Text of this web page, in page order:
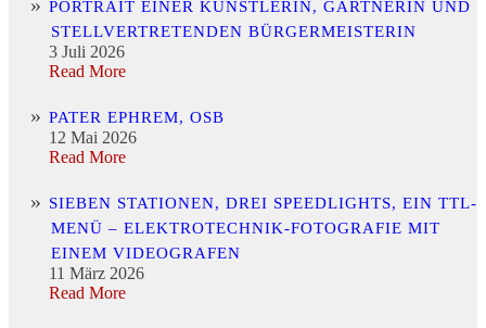
PORTRAIT EINER KÜNSTLERIN, GÄRTNERIN UND
STELLVERTRETENDEN BÜRGERMEISTERIN
3 Juli 2026
Read More
PATER EPHREM, OSB
12 Mai 2026
Read More
SIEBEN STATIONEN, DREI SPEEDLIGHTS, EIN TTL-
MENÜ – ELEKTROTECHNIK-FOTOGRAFIE MIT
EINEM VIDEOGRAFEN
11 März 2026
Read More